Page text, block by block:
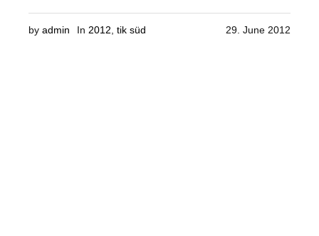
29. June 2012
by admin In 2012 tik süd